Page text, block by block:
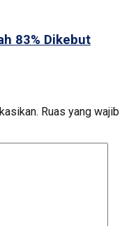
83% Dikebut
Ruas yang wajib